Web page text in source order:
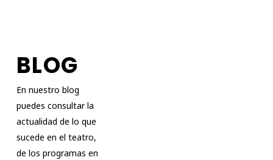
BLOG
En nuestro blog
puedes consultar la
actualidad de lo que
sucede en el teatro,
de los programas en